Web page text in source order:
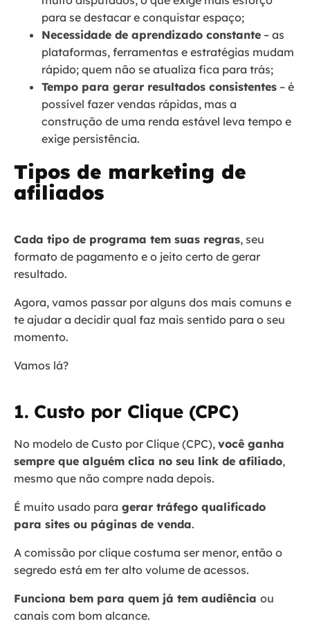
para se destacar e conquistar espaço;
Necessidade de aprendizado constante – as
plataformas, ferramentas e estratégias mudam
rápido; quem não se atualiza fica para trás;
Tempo para gerar resultados consistentes – é
possível fazer vendas rápidas, mas a
construção de uma renda estável leva tempo e
exige persistência.
Tipos de marketing de
afiliados
Cada tipo de programa tem suas regras, seu
formato de pagamento e o jeito certo de gerar
resultado.
Agora, vamos passar por alguns dos mais comuns e
te ajudar a decidir qual faz mais sentido para o seu
momento.
Vamos lá?
1. Custo por Clique (CPC)
No modelo de Custo por Clique (CPC), você ganha
sempre que alguém clica no seu link de afiliado,
mesmo que não compre nada depois.
É muito usado para gerar tráfego qualificado
para sites ou páginas de venda.
A comissão por clique costuma ser menor, então o
segredo está em ter alto volume de acessos.
Funciona bem para quem já tem audiência ou
canais com bom alcance.